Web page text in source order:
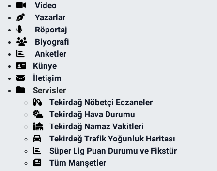
Video
Yazarlar
Röportaj
Biyografi
Anketler
Künye
İletişim
Servisler
Tekirdağ Nöbetçi Eczaneler
Tekirdağ Hava Durumu
Tekirdağ Namaz Vakitleri
Tekirdağ Trafik Yoğunluk Haritası
Süper Lig Puan Durumu ve Fikstür
Tüm Manşetler